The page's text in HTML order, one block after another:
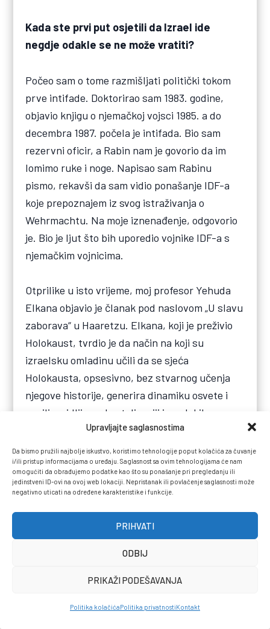
Upravljajte saglasnostima
Da bismo pružili najbolje iskustvo, koristimo tehnologije poput kolačića za čuvanje
i/ili pristup informacijama o uređaju. Saglasnost sa ovim tehnologijama će nam
omogućiti da obrađujemo podatke kao što su ponašanje pri pregledanju ili
jedinstveni ID-ovi na ovoj web lokaciji. Nepristanak ili povlačenje saglasnosti može
negativno uticati na određene karakteristike i funkcije.
PRIHVATI
ODBIJ
PRIKAŽI PODEŠAVANJA
Politika kolačićaPolitika privatnostiKontakt
Kada ste prvi put osjetili da Izrael ide
negdje odakle se ne može vratiti?
Počeo sam o tome razmišljati politički tokom
prve intifade. Doktorirao sam 1983. godine,
objavio knjigu o njemačkoj vojsci 1985. a do
decembra 1987. počela je intifada. Bio sam
rezervni oficir, a Rabin nam je govorio da im
lomimo ruke i noge. Napisao sam Rabinu
pismo, rekavši da sam vidio ponašanje IDF-a
koje prepoznajem iz svog istraživanja o
Wehrmachtu. Na moje iznenađenje, odgovorio
je. Bio je ljut što bih uporedio vojnike IDF-a s
njemačkim vojnicima.
Otprilike u isto vrijeme, moj profesor Yehuda
Elkana objavio je članak pod naslovom „U slavu
zaborava“ u Haaretzu. Elkana, koji je preživio
Holokaust, tvrdio je da način na koji su
izraelsku omladinu učili da se sjeća
Holokausta, opsesivno, bez stvarnog učenja
njegove historije, generira dinamiku osvete i
nasilja, vidljivu u brutalizaciji izraelskih
vojnika. Naravno, bio je napadnut zbog toga.
Od tada je postalo mnogo gore. Bio sam u Gazi
1974–75. Čak i tada je to bilo loše mjesto:
350.000 ljudi, bez nade i tužni. Danas ih ima
Veliki dio borbenih jedinica sada čine religiozni
postojali, ali nisu bili u uniformama. Nisu nosili
ultramoderno oružje. Nisu se snimali. Izvještaji